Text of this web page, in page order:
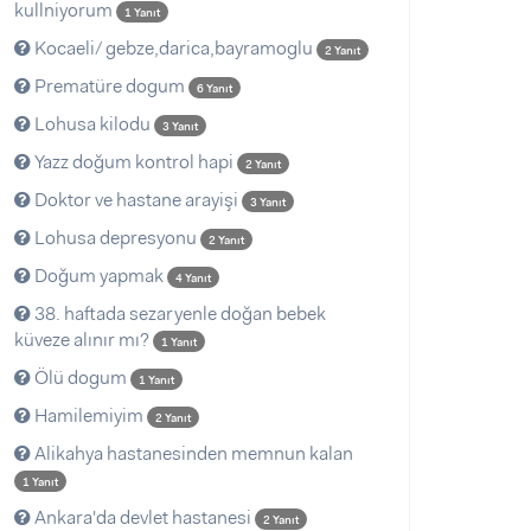
kullniyorum
1 Yanıt
Kocaeli/ gebze,darica,bayramoglu 2 Yanıt
Prematüre dogum 6 Yanıt
Lohusa kilodu 3 Yanıt
Yazz doğum kontrol hapi 2 Yanıt
Doktor ve hastane arayişi 3 Yanıt
Lohusa depresyonu 2 Yanıt
Doğum yapmak 4 Yanıt
38. haftada sezaryenle doğan bebek
küveze alınır mı?
1 Yanıt
Ölü dogum 1 Yanıt
Hamilemiyim 2 Yanıt
Alikahya hastanesinden memnun kalan
1 Yanıt
Ankara'da devlet hastanesi 2 Yanıt